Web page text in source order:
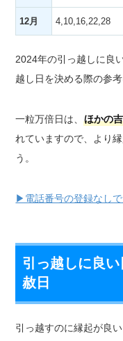
12月 4,10,16,22,28
2024年の引っ越しに良
越し日を決める際の参考
一粒万倍日は、ほかの
れていますので、より
う。
▶電話番号の登録なし
引っ越しに良
赦日
引っ越すのに縁起が良